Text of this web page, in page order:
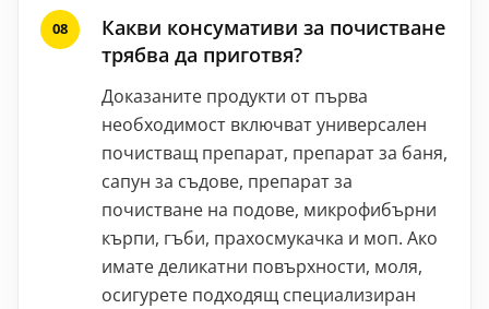
Какви консумативи за почистване
трябва да приготвя?
Доказаните продукти от първа
необходимост включват универсален
почистващ препарат, препарат за баня,
сапун за съдове, препарат за
почистване на подове, микрофибърни
кърпи, гъби, прахосмукачка и моп. Ако
имате деликатни повърхности, моля,
осигурете подходящ специализиран